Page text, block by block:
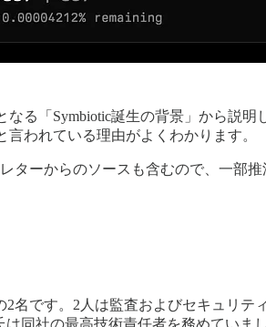
る「Symbiotic誕生の背景」から説明
われている理由がよくわかります。
ターからのソースも含むので、一部推
です。2人は監査およびセキュリテ
同社の最高技術責任者を務めていま